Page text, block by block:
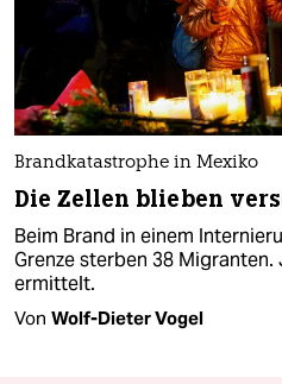
Brandkatastrophe in Mexiko
Die Zellen blieben
Beim Brand in einem
Grenze sterben 38
ermittelt.
Von Wolf-Dieter Vogel